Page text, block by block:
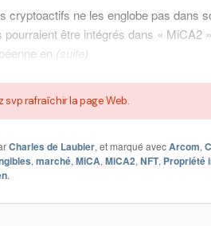
cryptoactifs ne les englobe pas dans
pourraient être intégrés dans « MiCA2
en (suite)
svp rafraîchir la page Web.
Charles de Laubier, et marqué avecArcom,
, marché, MiCA, MiCA2, NFT, Propriété
.